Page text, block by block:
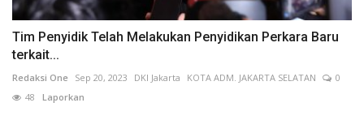
Tim Penyidik Telah Melakukan Penyidikan Perkara Baru
terkait...
Redaksi One Sep 20, 2023 DKI Jakarta KOTA ADM. JAKARTA SELATAN
0
48 Laporkan